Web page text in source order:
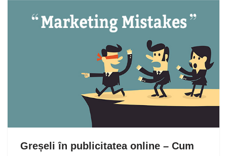
Greșeli în publicitatea online – Cum